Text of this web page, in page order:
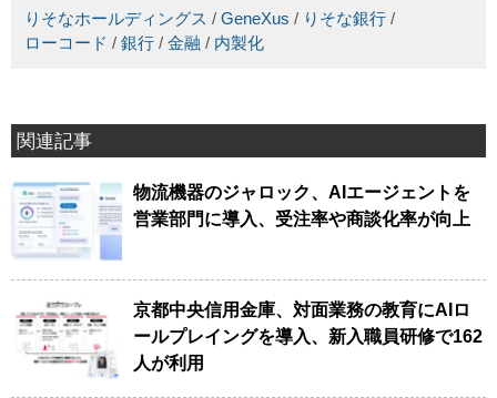
りそなホールディングス / GeneXus / りそな銀行 /
ローコード / 銀行 / 金融 / 内製化
関連記事
物流機器のジャロック、AIエージェントを
営業部門に導入、受注率や商談化率が向上
京都中央信用金庫、対面業務の教育にAIロ
ールプレイングを導入、新入職員研修で162
人が利用